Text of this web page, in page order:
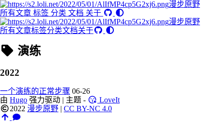
漫步原野
所有文章 标签 分类 文档 关于
漫步原野
所有文章标签分类文档关于
演练
2022
一个演练的正常步骤 06-26
由 Hugo 强力驱动 | 主题 -
LoveIt
2022 漫步原野 | CC BY-NC 4.0